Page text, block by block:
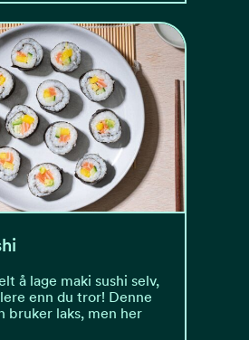
å lage maki sushi selv,
enn du tror! Denne
bruker laks, men her